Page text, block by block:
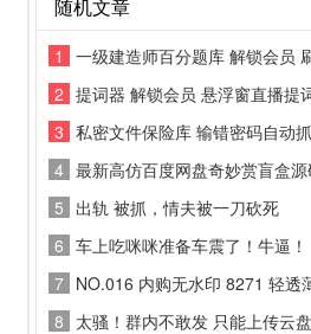
随机文章
1
一级建造师百分题库 解锁会员 刷题
2 提词器 解锁会员 悬浮窗直播提
3 私密文件保险库 输错密码自动抓拍入侵者，还能伪装成计算器等常规应用，让你的私密文件绝对安全，全球
4 最新高仿百度网盘奇妙赏盲盒源码/uniapp前端/易支付对接/无
5 出轨 被抓，情夫被一刀砍死
6 车上吃咪咪准备车震了！牛逼！
7 NO.016 内购无水印 8271 轻透
8 太骚！群内不敢发 只能上传云